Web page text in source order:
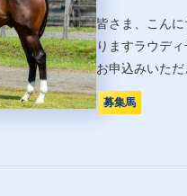
皆さま、こん
りますラウデ
お申込みいた
募集馬